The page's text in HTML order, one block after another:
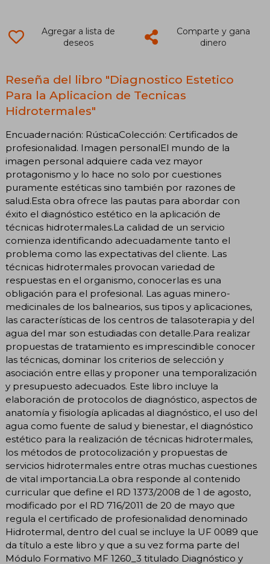
Agregar a lista de
deseos
Comparte y gana
dinero
Reseña del libro "Diagnostico Estetico
Para la Aplicacion de Tecnicas
Hidrotermales"
Encuadernación: RústicaColección: Certificados de
profesionalidad. Imagen personalEl mundo de la
imagen personal adquiere cada vez mayor
protagonismo y lo hace no solo por cuestiones
puramente estéticas sino también por razones de
salud.Esta obra ofrece las pautas para abordar con
éxito el diagnóstico estético en la aplicación de
técnicas hidrotermales.La calidad de un servicio
comienza identificando adecuadamente tanto el
problema como las expectativas del cliente. Las
técnicas hidrotermales provocan variedad de
respuestas en el organismo, conocerlas es una
obligación para el profesional. Las aguas minero-
medicinales de los balnearios, sus tipos y aplicaciones,
las características de los centros de talasoterapia y del
agua del mar son estudiadas con detalle.Para realizar
propuestas de tratamiento es imprescindible conocer
las técnicas, dominar los criterios de selección y
asociación entre ellas y proponer una temporalización
y presupuesto adecuados. Este libro incluye la
elaboración de protocolos de diagnóstico, aspectos de
anatomía y fisiología aplicadas al diagnóstico, el uso del
agua como fuente de salud y bienestar, el diagnóstico
estético para la realización de técnicas hidrotermales,
los métodos de protocolización y propuestas de
servicios hidrotermales entre otras muchas cuestiones
de vital importancia.La obra responde al contenido
curricular que define el RD 1373/2008 de 1 de agosto,
modificado por el RD 716/2011 de 20 de mayo que
regula el certificado de profesionalidad denominado
Hidrotermal, dentro del cual se incluye la UF 0089 que
da título a este libro y que a su vez forma parte del
Módulo Formativo MF 1260_3 titulado Diagnóstico y